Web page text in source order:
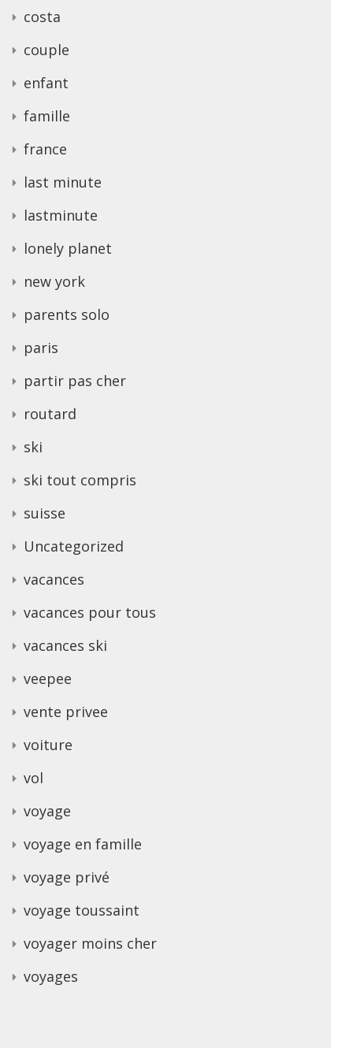
costa
couple
enfant
famille
france
last minute
lastminute
lonely planet
new york
parents solo
paris
partir pas cher
routard
ski
ski tout compris
suisse
Uncategorized
vacances
vacances pour tous
vacances ski
veepee
vente privee
voiture
vol
voyage
voyage en famille
voyage privé
voyage toussaint
voyager moins cher
voyages